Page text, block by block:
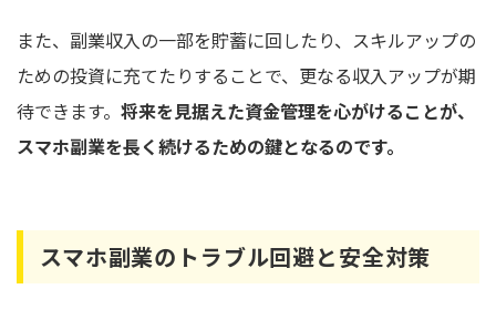
また、副業収入の一部を貯蓄に回したり、スキルアップの
ための投資に充てたりすることで、更なる収入アップが期
待できます。 将来を見据えた資金管理を心がけることが、
スマホ副業を長く続けるための鍵となるのです。
スマホ副業のトラブル回避と安全対策